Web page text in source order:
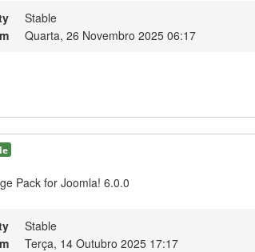
Stable
Quarta, 26 Novembro 2025 06:17
Pack for Joomla! 6.0.0
Stable
Terça, 14 Outubro 2025 17:17